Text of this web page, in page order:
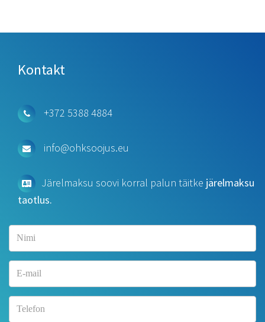
Kontakt
+372 5388 4884
info@ohksoojus.eu
Järelmaksu soovi korral palun täitke järelmaksu
taotlus.